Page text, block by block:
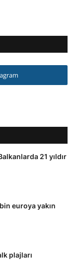
21 yıldır
euroya yakın
plajları